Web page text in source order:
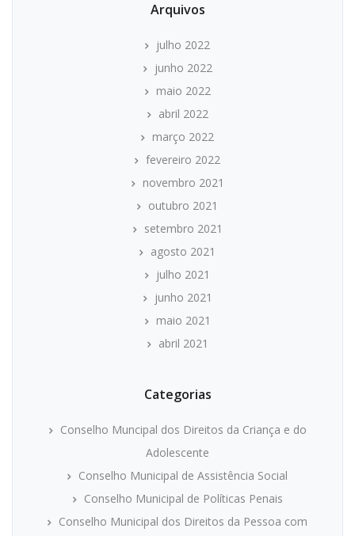
Arquivos
julho 2022
junho 2022
maio 2022
abril 2022
março 2022
fevereiro 2022
novembro 2021
outubro 2021
setembro 2021
agosto 2021
julho 2021
junho 2021
maio 2021
abril 2021
Categorias
Conselho Muncipal dos Direitos da Criança e do
Adolescente
Conselho Municipal de Assistência Social
Conselho Municipal de Políticas Penais
Conselho Municipal dos Direitos da Pessoa com